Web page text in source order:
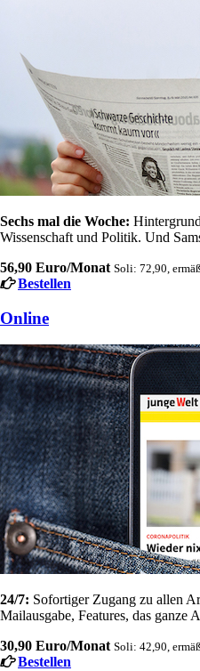
Sechs mal die Woche:
Wissenschaft und Politik. Und
56,90 Euro/Monat Soli: 72,90,
Bestellen
Online
24/7: Sofortiger Zugang zu allen
Mailausgabe, Features, das ganze
30,90 Euro/Monat Soli: 42,90,
Bestellen